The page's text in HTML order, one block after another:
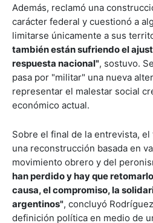
Además, reclamó una
carácter federal y cuestionó a
limitarse únicamente a sus
también están sufriendo el
respuesta nacional", sostuvo.
pasa por "militar" una nueva
representar el malestar social
económico actual.
Sobre el final de la entrevista,
una reconstrucción basada en
movimiento obrero y del
han perdido y hay que
causa, el compromiso, la
argentinos", concluyó
definición política en medio de